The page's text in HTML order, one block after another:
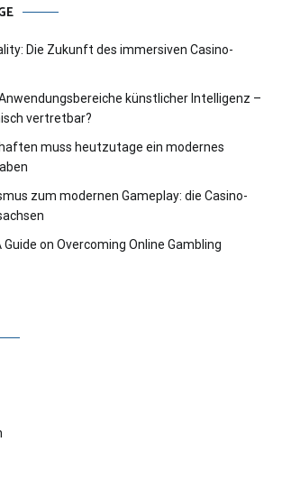
Die Zukunft des immersiven Casino-
künstlicher Intelligenz –
vertretbar?
muss heutzutage ein modernes
zum modernen Gameplay: die Casino-
Guide on Overcoming Online Gambling